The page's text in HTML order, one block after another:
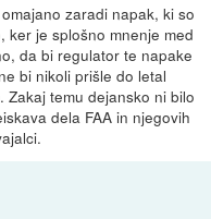
zaradi napak, ki so
ker je splošno mnenje med
da bi regulator te napake
bi nikoli prišle do letal
temu dejansko ni bilo
dela FAA in njegovih